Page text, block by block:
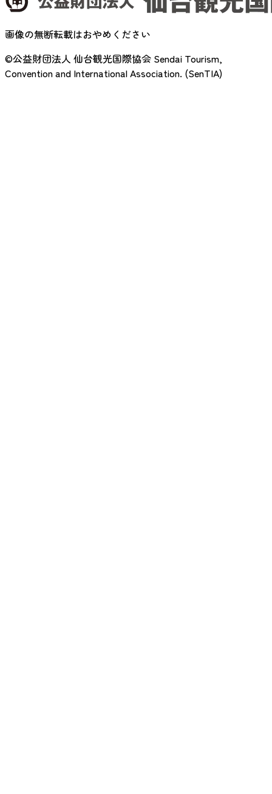
画像の無断転載はおやめください
©公益財団法人 仙台観光国際協会 Sendai Tourism,
Convention and International Association. (SenTIA)